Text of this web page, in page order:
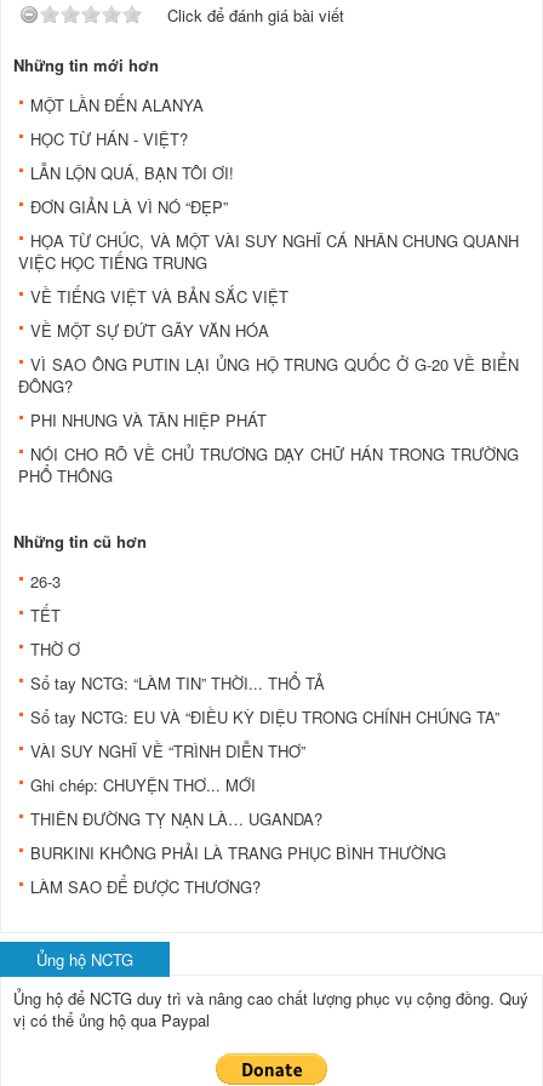
Click để đánh giá bài viết
Những tin mới hơn
MỘT LẦN ĐẾN ALANYA
HỌC TỪ HÁN - VIỆT?
LẪN LỘN QUÁ, BẠN TÔI ƠI!
ĐƠN GIẢN LÀ VÌ NÓ “ĐẸP”
HỌA TỪ CHÚC, VÀ MỘT VÀI SUY NGHĨ CÁ NHÂN CHUNG QUANH
VIỆC HỌC TIẾNG TRUNG
VỀ TIẾNG VIỆT VÀ BẢN SẮC VIỆT
VỀ MỘT SỰ ĐỨT GÃY VĂN HÓA
VÌ SAO ÔNG PUTIN LẠI ỦNG HỘ TRUNG QUỐC Ở G-20 VỀ BIỂN
ĐÔNG?
PHI NHUNG VÀ TÂN HIỆP PHÁT
NÓI CHO RÕ VỀ CHỦ TRƯƠNG DẠY CHỮ HÁN TRONG TRƯỜNG
PHỔ THÔNG
Những tin cũ hơn
26-3
TẾT
THỜ Ơ
Sổ tay NCTG: “LÀM TIN” THỜI... THỔ TẢ
Sổ tay NCTG: EU VÀ “ĐIỀU KỲ DIỆU TRONG CHÍNH CHÚNG TA”
VÀI SUY NGHĨ VỀ “TRÌNH DIỄN THƠ”
Ghi chép: CHUYỆN THƠ... MỚI
THIÊN ĐƯỜNG TỴ NẠN LÀ… UGANDA?
BURKINI KHÔNG PHẢI LÀ TRANG PHỤC BÌNH THƯỜNG
LÀM SAO ĐỂ ĐƯỢC THƯƠNG?
Ủng hộ NCTG
Ủng hộ để NCTG duy trì và nâng cao chất lượng phục vụ cộng đồng. Quý
vị có thể ủng hộ qua Paypal